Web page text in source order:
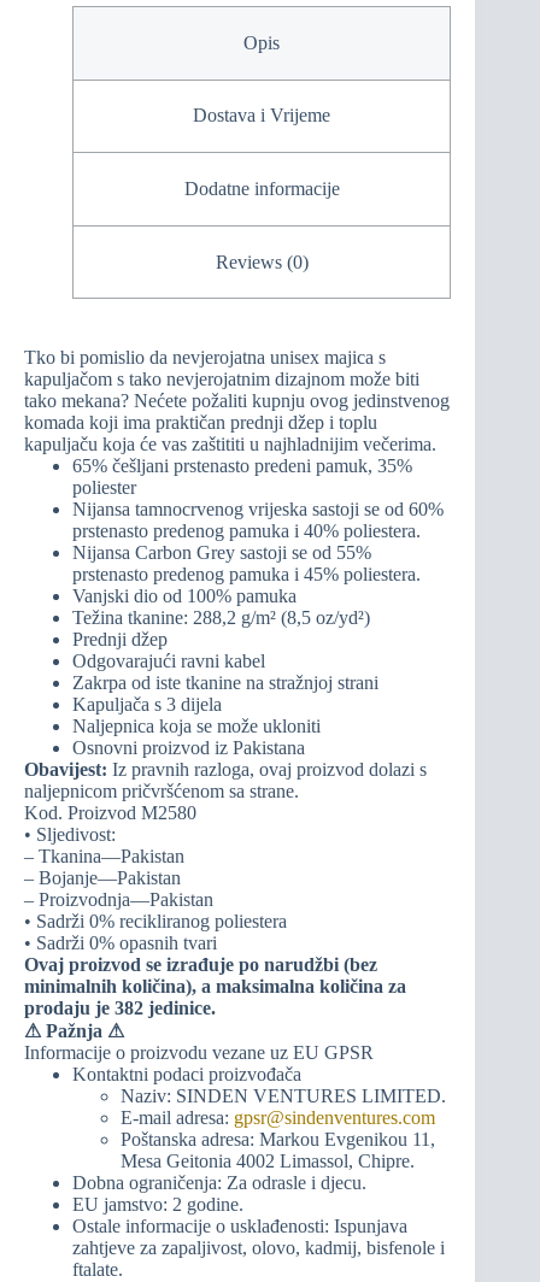
Opis
Dostava i Vrijeme
Dodatne informacije
Reviews (0)
Tko bi pomislio da nevjerojatna unisex majica s
kapuljačom s tako nevjerojatnim dizajnom može biti
tako mekana? Nećete požaliti kupnju ovog jedinstvenog
komada koji ima praktičan prednji džep i toplu
kapuljaču koja će vas zaštititi u najhladnijim večerima.
65% češljani prstenasto predeni pamuk, 35%
poliester
Nijansa tamnocrvenog vrijeska sastoji se od 60%
prstenasto predenog pamuka i 40% poliestera.
Nijansa Carbon Grey sastoji se od 55%
prstenasto predenog pamuka i 45% poliestera.
Vanjski dio od 100% pamuka
Težina tkanine: 288,2 g/m² (8,5 oz/yd²)
Prednji džep
Odgovarajući ravni kabel
Zakrpa od iste tkanine na stražnjoj strani
Kapuljača s 3 dijela
Naljepnica koja se može ukloniti
Osnovni proizvod iz Pakistana
Obavijest: Iz pravnih razloga, ovaj proizvod dolazi s
naljepnicom pričvršćenom sa strane.
Kod. Proizvod M2580
• Sljedivost:
– Tkanina—Pakistan
– Bojanje—Pakistan
– Proizvodnja—Pakistan
• Sadrži 0% recikliranog poliestera
• Sadrži 0% opasnih tvari
Ovaj proizvod se izrađuje po narudžbi (bez
minimalnih količina), a maksimalna količina za
prodaju je 382 jedinice.
⚠ Pažnja ⚠
Informacije o proizvodu vezane uz EU GPSR
Kontaktni podaci proizvođača
Naziv: SINDEN VENTURES LIMITED.
E-mail adresa: gpsr@sindenventures.com
Poštanska adresa: Markou Evgenikou 11,
Mesa Geitonia 4002 Limassol, Chipre.
Dobna ograničenja: Za odrasle i djecu.
EU jamstvo: 2 godine.
Ostale informacije o usklađenosti: Ispunjava
zahtjeve za zapaljivost, olovo, kadmij, bisfenole i
ftalate.